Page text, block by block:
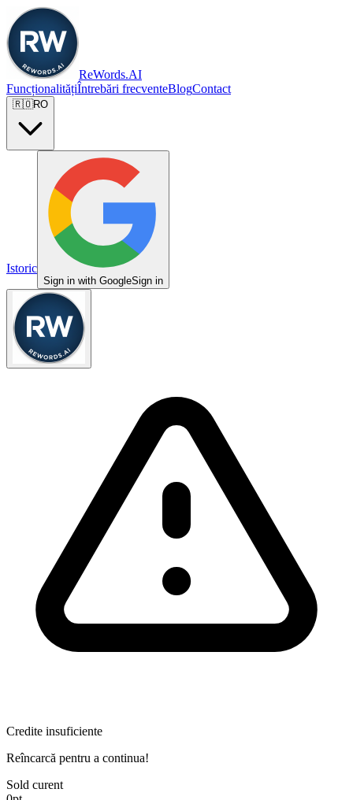
ReWords.AI
FuncționalitățiÎntrebări frecventeBlogContact
🇷🇴RO
Istoric
Sign in with GoogleSign in
Credite insuficiente
Reîncarcă pentru a continua!
Sold curent